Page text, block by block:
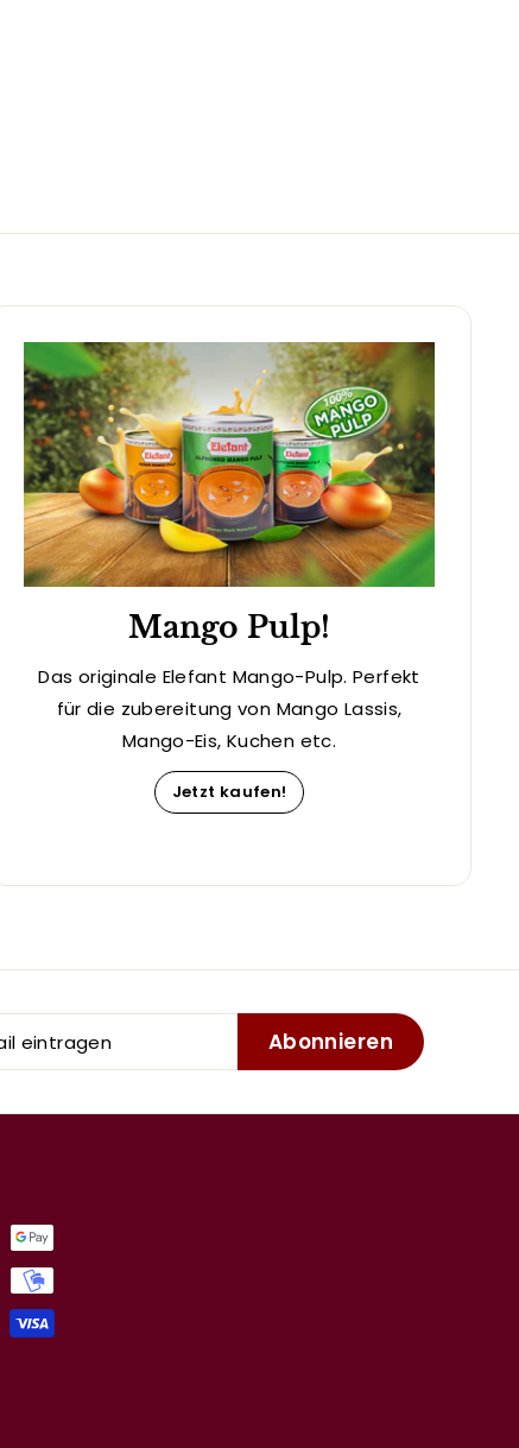
Mango Pulp!
Das originale Elefant Mango-Pulp. Perfekt
für die zubereitung von Mango Lassis,
Mango-Eis, Kuchen etc.
Jetzt kaufen!
Abonnieren